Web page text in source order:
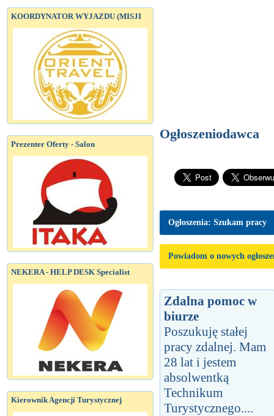
KOORDYNATOR WYJAZDU (MISJI
Prezenter Oferty - Salon
NEKERA - HELP DESK Specialist
Kierownik Agencji Turystycznej
Ogłoszeniodawca
Ogłoszenia: Szukam pracy
Powiadom o nowych
Zdalna pomoc w
biurze
Poszukuję stałej
pracy zdalnej. Mam
28 lat i jestem
absolwentką
Technikum
Turystycznego....